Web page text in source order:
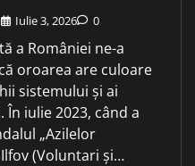
Iulie 3, 2026 0
a României ne-a
oroarea are culoare
sistemului și ai
În iulie 2023, când a
„Azilelor
(Voluntari și…